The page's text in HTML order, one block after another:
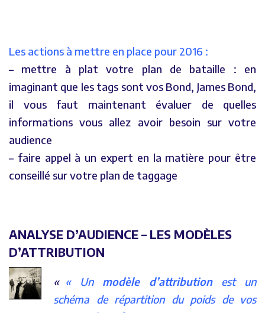
Les actions à mettre en place pour 2016 :
– mettre à plat votre plan de bataille : en
imaginant que les tags sont vos Bond, James Bond,
il vous faut maintenant évaluer de quelles
informations vous allez avoir besoin sur votre
audience
– faire appel à un expert en la matière pour être
conseillé sur votre plan de taggage
ANALYSE D’AUDIENCE – LES MODÈLES
D’ATTRIBUTION
« Un modèle d’attributionest un
schéma de répartition du poids de vos